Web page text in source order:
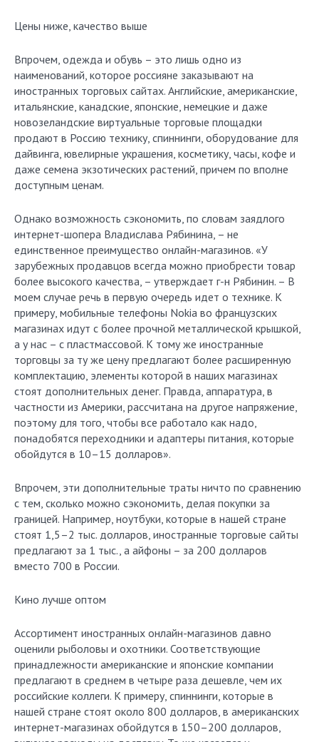
Цены ниже, качество выше
Впрочем, одежда и обувь – это лишь одно из
наименований, которое россияне заказывают на
иностранных торговых сайтах. Английские, американские,
итальянские, канадские, японские, немецкие и даже
новозеландские виртуальные торговые площадки
продают в Россию технику, спиннинги, оборудование для
дайвинга, ювелирные украшения, косметику, часы, кофе и
даже семена экзотических растений, причем по вполне
доступным ценам.
Однако возможность сэкономить, по словам заядлого
интернет-шопера Владислава Рябинина, – не
единственное преимущество oнлайн-магазинов. «У
зарубежных продавцов всегда можно приобрести товар
более высокого качества, – утверждает г-н Рябинин. – В
моем случае речь в первую очередь идет о технике. К
примеру, мобильные телефоны Nokia во французских
магазинах идут с более прочной металлической крышкой,
а у нас – с пластмассовой. К тому же иностранные
торговцы за ту же цену предлагают более расширенную
комплектацию, элементы которой в наших магазинах
стоят дополнительных денег. Правда, аппаратура, в
частности из Америки, рассчитана на другое напряжение,
поэтому для того, чтобы все работало как надо,
понадобятся переходники и адаптеры питания, которые
обойдутся в 10–15 долларов».
Впрочем, эти дополнительные траты ничто по сравнению
с тем, сколько можно сэкономить, делая покупки за
границей. Например, ноутбуки, которые в нашей стране
стоят 1,5–2 тыс. долларов, иностранные торговые сайты
предлагают за 1 тыс., а айфоны – за 200 долларов
вместо 700 в России.
Кино лучше оптом
Ассортимент иностранных oнлайн-магазинов давно
оценили рыболовы и охотники. Соответствующие
принадлежности американские и японские компании
предлагают в среднем в четыре раза дешевле, чем их
российские коллеги. К примеру, спиннинги, которые в
нашей стране стоят около 800 долларов, в американских
интернет-магазинах обойдутся в 150–200 долларов,